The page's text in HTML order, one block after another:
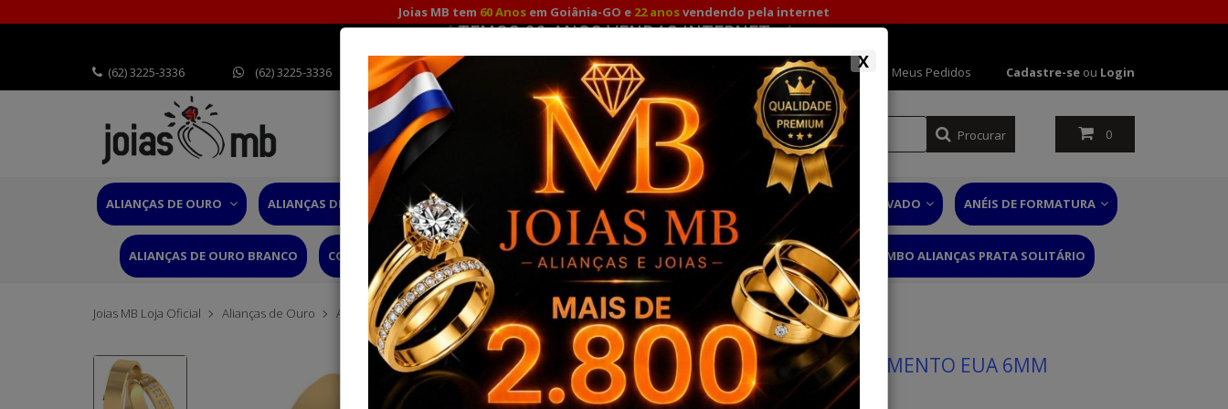
Joias MB tem 60 Anos em Goiânia-GO e 22 anosvendendo pela internet
✅ TEMOS 22 ANOS VENDAS INTERNET ✅
(62) 3225-3336 (62) 3225-3336 Minha Conta Meus Pedidos Cadastre-se ou Login
Promoção para compras à vista com
10%no Pix e Depósito! Procurar 0
ALIANÇAS DE OURO ALIANÇAS DE CASAMENTO ALIANÇAS DE NOIVADO ALIANÇAS DE PRATA ANÉIS DE NOIVADO ANÉIS DE FORMATURA
ALIANÇAS DE OURO BRANCO CORDÕES OURO 18K PULSEIRAS OURO COMBO ALIANÇAS OURO SOLITÁRIO COMBO ALIANÇAS PRATA SOLITÁRIO
Joias MB Loja Oficial Alianças de Ouro Alianças Trabalhadas Alianças de Casamento EUA 6mm
ALIANÇAS DE CASAMENTO EUA 6MM
MARCA:JOIAS MB - 60 ANOS
REF.4833
X